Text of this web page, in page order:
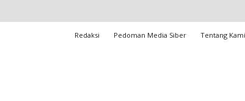
Redaksi Pedoman Media Siber Tentang Kami